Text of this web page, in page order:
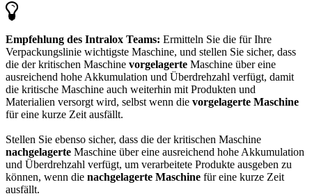
Empfehlung des Intralox Teams: Ermitteln Sie die für Ihre
Verpackungslinie wichtigste Maschine, und stellen Sie sicher, dass
die der kritischen Maschine vorgelagerte Maschine über eine
ausreichend hohe Akkumulation und Überdrehzahl verfügt, damit
die kritische Maschine auch weiterhin mit Produkten und
Materialien versorgt wird, selbst wenn die vorgelagerte Maschine
für eine kurze Zeit ausfällt.
Stellen Sie ebenso sicher, dass die der kritischen Maschine
nachgelagerte Maschine über eine ausreichend hohe Akkumulation
und Überdrehzahl verfügt, um verarbeitete Produkte ausgeben zu
können, wenn die nachgelagerte Maschine für eine kurze Zeit
ausfällt.